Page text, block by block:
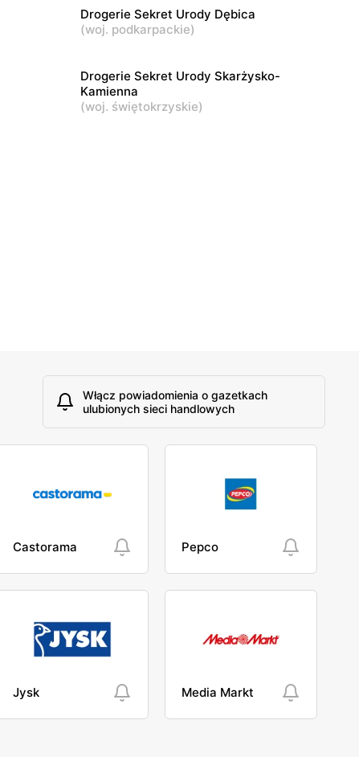
Drogerie Sekret Urody Dębica
(woj. podkarpackie)
Drogerie Sekret Urody Skarżysko-
Kamienna
(woj. świętokrzyskie)
Włącz powiadomienia o gazetkach
ulubionych sieci handlowych
Castorama Pepco
Jysk Media Markt